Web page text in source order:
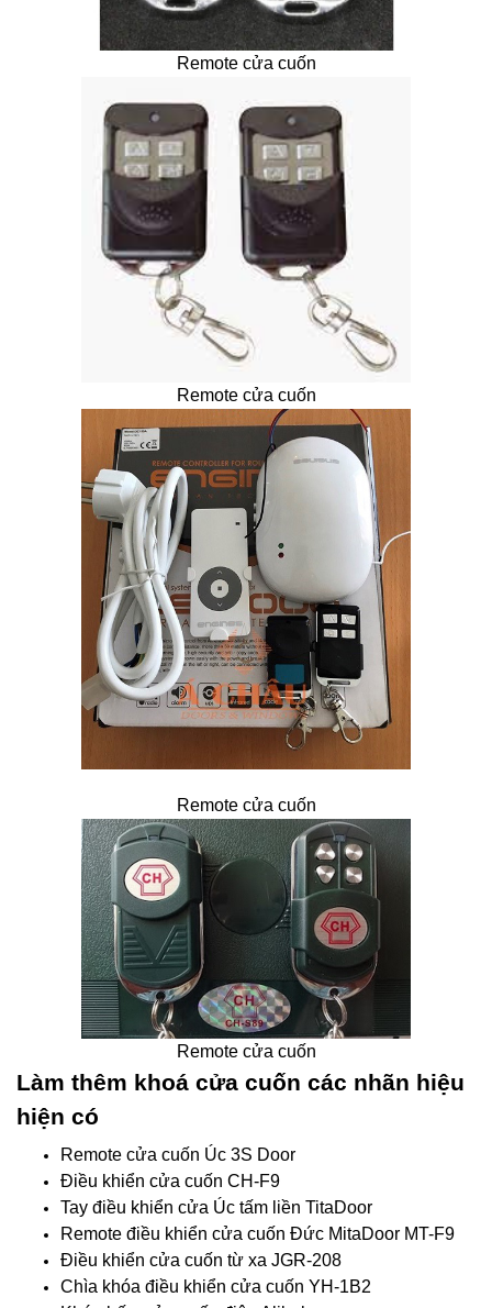
Remote cửa cuốn
Remote cửa cuốn
Remote cửa cuốn
Remote cửa cuốn
Làm thêm khoá cửa cuốn các nhãn hiệu
hiện có
Remote cửa cuốn Úc 3S Door
Điều khiển cửa cuốn CH-F9
Tay điều khiển cửa Úc tấm liền TitaDoor
Remote điều khiển cửa cuốn Đức MitaDoor MT-F9
Điều khiển cửa cuốn từ xa JGR-208
Chìa khóa điều khiển cửa cuốn YH-1B2